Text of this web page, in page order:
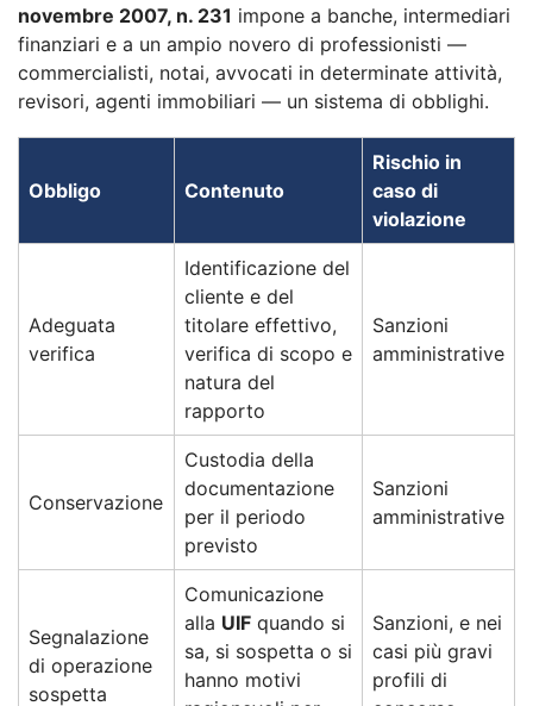
novembre 2007, n. 231 impone a banche, intermediari
finanziari e a un ampio novero di professionisti —
commercialisti, notai, avvocati in determinate attività,
revisori, agenti immobiliari — un sistema di obblighi.
Obbligo Contenuto
Rischio in
caso di
violazione
Adeguata
verifica
Identificazione del
cliente e del
titolare effettivo,
verifica di scopo e
natura del
rapporto
Sanzioni
amministrative
Conservazione
Custodia della
documentazione
per il periodo
previsto
Sanzioni
amministrative
Segnalazione
di operazione
sospetta
Comunicazione
alla UIF quando si
sa, si sospetta o si
hanno motivi
Sanzioni, e nei
casi più gravi
profili di